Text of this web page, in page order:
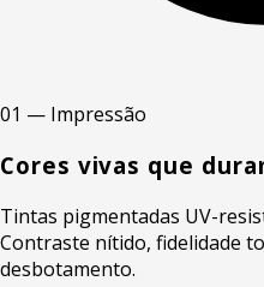
01 — Impressão
Cores vivas que
Tintas pigmentadas UV-
Contraste nítido, fidelidade
desbotamento.